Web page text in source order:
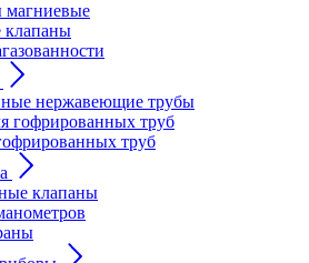
магниевые
клапаны
нержавеющие трубы
гофрированных труб
труб
клапаны